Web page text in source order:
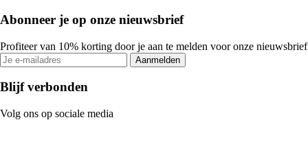
Abonneer je op onze nieuwsbrief
Profiteer van 10% korting door je aan te melden voor onze nieuwsbrief
Aanmelden
Blijf verbonden
Volg ons op sociale media